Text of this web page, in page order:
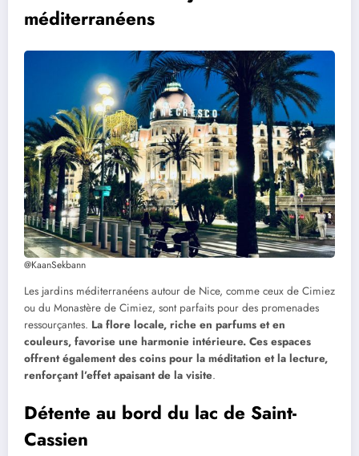
méditerranéens
@KaanSekbann
Les jardins méditerranéens autour de Nice, comme ceux de Cimiez
ou du Monastère de Cimiez, sont parfaits pour des promenades
ressourçantes. La flore locale, riche en parfums et en
couleurs, favorise une harmonie intérieure. Ces espaces
offrent également des coins pour la méditation et la lecture,
renforçant l’effet apaisant de la visite.
Détente au bord du lac de Saint-
Cassien